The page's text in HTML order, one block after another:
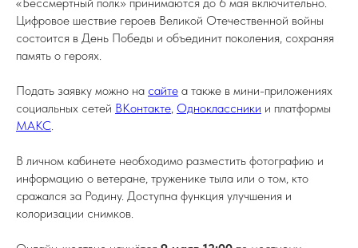
Цифровое шествие героев Великой Отечественной войны
состоится в День Победы и объединит поколения, сохраняя
память о героях.
Подать заявку можно на сайте а также в мини-приложениях
социальных сетей ВКонтакте, Одноклассники и платформы
МАКС.
В личном кабинете необходимо разместить фотографию и
информацию о ветеране, труженике тыла или о том, кто
сражался за Родину. Доступна функция улучшения и
колоризации снимков.